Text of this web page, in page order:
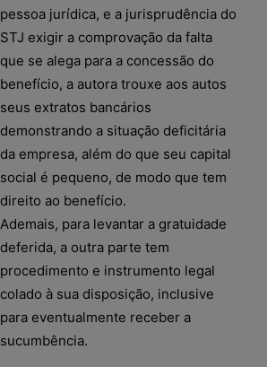
pessoa jurídica, e a jurisprudência do
STJ exigir a comprovação da falta
que se alega para a concessão do
benefício, a autora trouxe aos autos
seus extratos bancários
demonstrando a situação deficitária
da empresa, além do que seu capital
social é pequeno, de modo que tem
direito ao benefício.
Ademais, para levantar a gratuidade
deferida, a outra parte tem
procedimento e instrumento legal
colado à sua disposição, inclusive
para eventualmente receber a
sucumbência.